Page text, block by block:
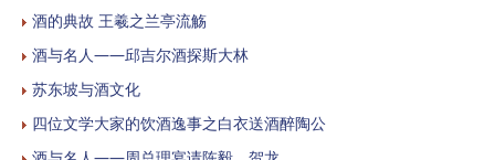
酒的典故 王羲之兰亭流觞
酒与名人——邱吉尔酒探斯大林
苏东坡与酒文化
四位文学大家的饮酒逸事之白衣送酒醉陶公